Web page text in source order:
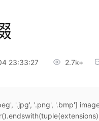
23:33:27 2.7k+
'.jpg', '.png', '.bmp']